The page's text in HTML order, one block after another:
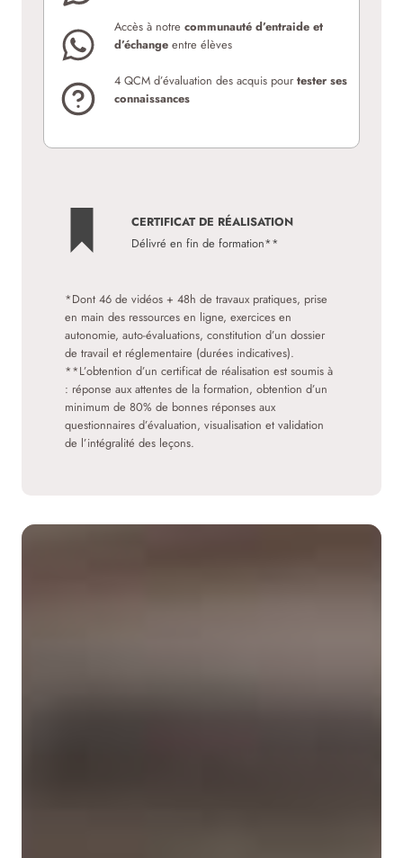
Accès à notre communauté d’entraide et
d’échange entre élèves
4 QCM d’évaluation des acquis pour tester ses
connaissances
CERTIFICAT DE RÉALISATION
Délivré en fin de formation**
*Dont 46 de vidéos + 48h de travaux pratiques, prise
en main des ressources en ligne, exercices en
autonomie, auto-évaluations, constitution d’un dossier
de travail et réglementaire (durées indicatives).
**L’obtention d’un certificat de réalisation est soumis à
: réponse aux attentes de la formation, obtention d’un
minimum de 80% de bonnes réponses aux
questionnaires d’évaluation, visualisation et validation
de l’intégralité des leçons.